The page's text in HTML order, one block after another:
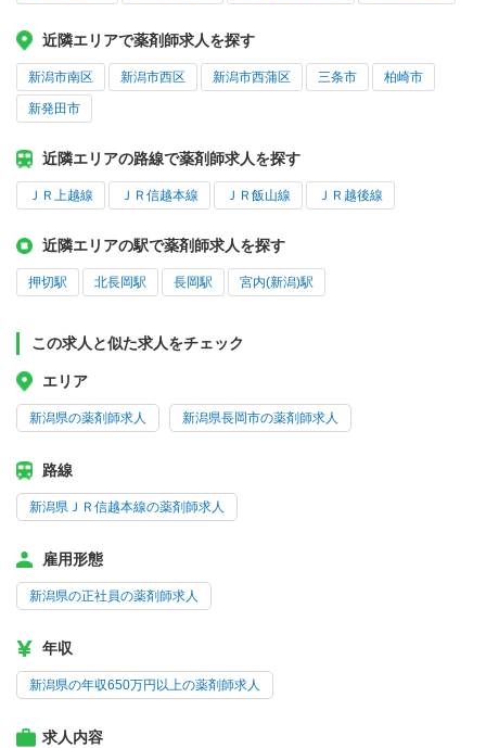
近隣エリアで薬剤師求人を探す
新潟市南区 新潟市西区 新潟市西蒲区 三条市 柏崎市
新発田市
近隣エリアの路線で薬剤師求人を探す
ＪＲ上越線 ＪＲ信越本線 ＪＲ飯山線 ＪＲ越後線
近隣エリアの駅で薬剤師求人を探す
押切駅 北長岡駅 長岡駅 宮内(新潟)駅
この求人と似た求人をチェック
エリア
新潟県の薬剤師求人 新潟県長岡市の薬剤師求人
路線
新潟県ＪＲ信越本線の薬剤師求人
雇用形態
新潟県の正社員の薬剤師求人
年収
新潟県の年収650万円以上の薬剤師求人
求人内容